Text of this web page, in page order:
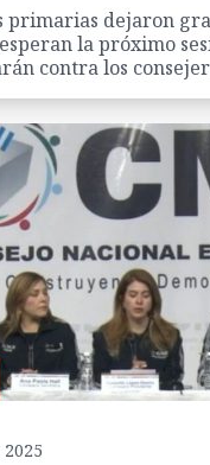
primarias dejaron
la próximo
contra los